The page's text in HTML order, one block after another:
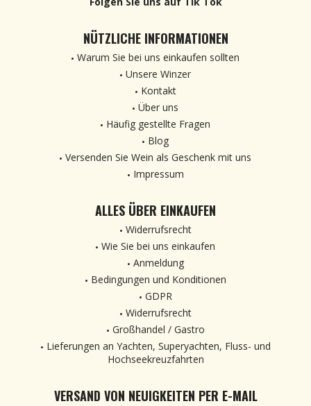
NÜTZLICHE INFORMATIONEN
Warum Sie bei uns einkaufen sollten
Unsere Winzer
Kontakt
Über uns
Häufig gestellte Fragen
Blog
Versenden Sie Wein als Geschenk mit uns
Impressum
ALLES ÜBER EINKAUFEN
Widerrufsrecht
Wie Sie bei uns einkaufen
Anmeldung
Bedingungen und Konditionen
GDPR
Widerrufsrecht
Großhandel / Gastro
Lieferungen an Yachten, Superyachten, Fluss- und
Hochseekreuzfahrten
VERSAND VON NEUIGKEITEN PER E-MAIL